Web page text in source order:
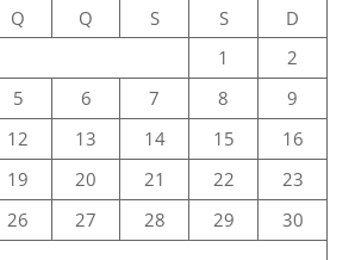
Q Q S S
D
1
2
5 6 7 8
9
12 13 14 15
16
19 20 21 22
23
26 27 28 29
30